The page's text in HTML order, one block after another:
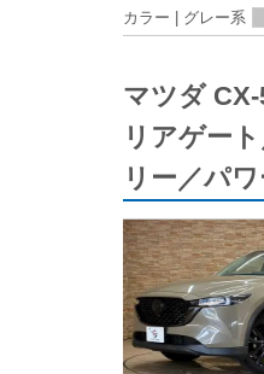
カラー | グレー系
マツダ
リアゲー
リー／パ